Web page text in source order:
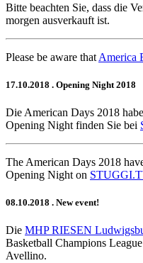
Bitte beachten Sie, dass die
morgen ausverkauft ist.
Please be aware that America
17.10.2018 . Opening Night 2018
Die American Days 2018
Opening Night finden Sie bei
The American Days 2018
Opening Night on
08.10.2018 . New event!
Die MHP RIESEN
Basketball Champions
Avellino.